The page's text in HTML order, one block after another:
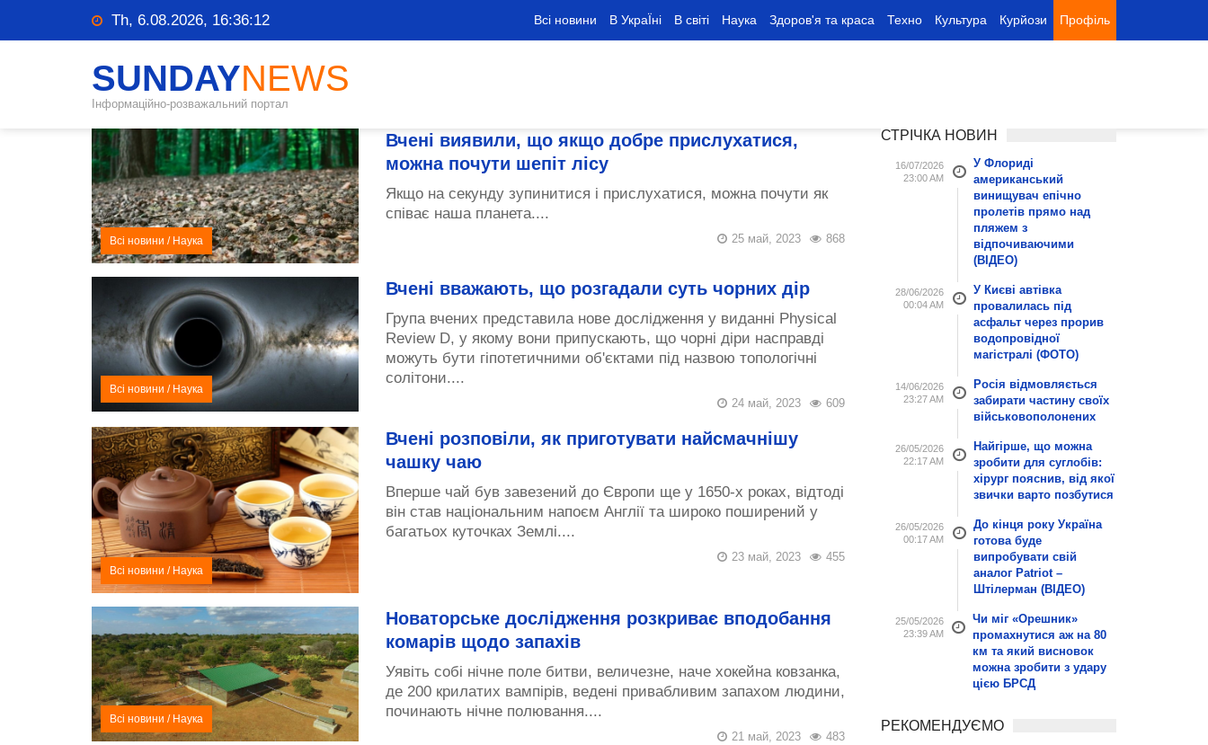
Th, 6.08.2026, 16:36:13 Всі новини В УкраЇні В світі Наука Здоров'я та краса Техно Культура Курйози Профіль
SUNDAYNEWS
Інформаційно-розважальний портал
Всі новини / Наука
Вчені виявили, що якщо добре прислухатися,
можна почути шепіт лісу
Якщо на секунду зупинитися і прислухатися, можна почути як
співає наша планета....
868
25 май, 2023
Всі новини / Наука
Вчені вважають, що розгадали суть чорних дір
Група вчених представила нове дослідження у виданні Physical
Review D, у якому вони припускають, що чорні діри насправді
можуть бути гіпотетичними об'єктами під назвою топологічні
солітони....
609
24 май, 2023
Всі новини / Наука
Вчені розповіли, як приготувати найсмачнішу
чашку чаю
Вперше чай був завезений до Європи ще у 1650-х роках, відтоді
він став національним напоєм Англії та широко поширений у
багатьох куточках Землі....
455
23 май, 2023
Всі новини / Наука
Новаторське дослідження розкриває вподобання
комарів щодо запахів
Уявіть собі нічне поле битви, величезне, наче хокейна ковзанка,
де 200 крилатих вампірів, ведені привабливим запахом людини,
починають нічне полювання....
483
21 май, 2023
СТРІЧКА НОВИН
16/07/2026
23:00 AM
У Флориді
американський
винищувач епічно
пролетів прямо над
пляжем з
відпочиваючими
(ВІДЕО)
28/06/2026
00:04 AM
У Києві автівка
провалилась під
асфальт через прорив
водопровідної
магістралі (ФОТО)
14/06/2026
23:27 AM
Росія відмовляється
забирати частину своїх
військовополонених
26/05/2026
22:17 AM
Найгірше, що можна
зробити для суглобів:
хірург пояснив, від якої
звички варто позбутися
26/05/2026
00:17 AM
До кінця року Україна
готова буде
випробувати свій
аналог Patriot –
Штілерман (ВІДЕО)
25/05/2026
23:39 AM
Чи міг «Орешник»
промахнутися аж на 80
км та який висновок
можна зробити з удару
цією БРСД
РЕКОМЕНДУЄМО